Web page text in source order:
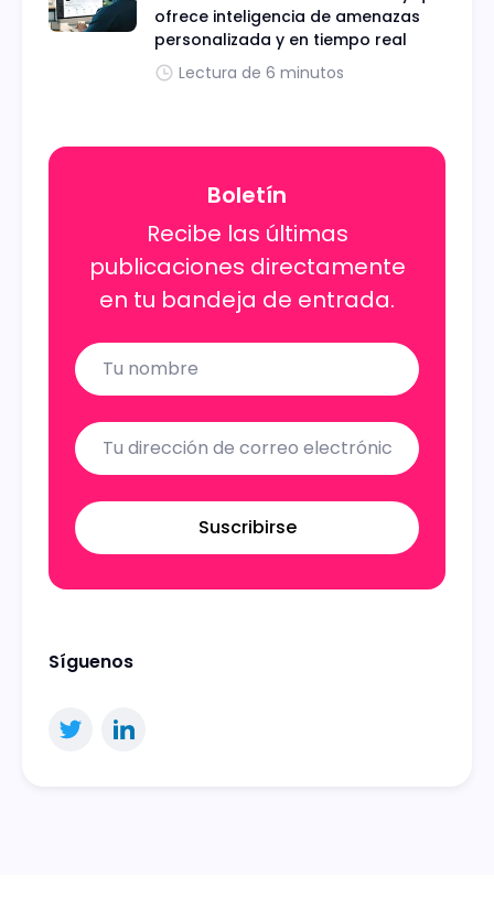
ofrece inteligencia de amenazas
personalizada y en tiempo real
Lectura de 6 minutos
Boletín
Recibe las últimas
publicaciones directamente
en tu bandeja de entrada.
Name
Email
Suscribirse
Síguenos